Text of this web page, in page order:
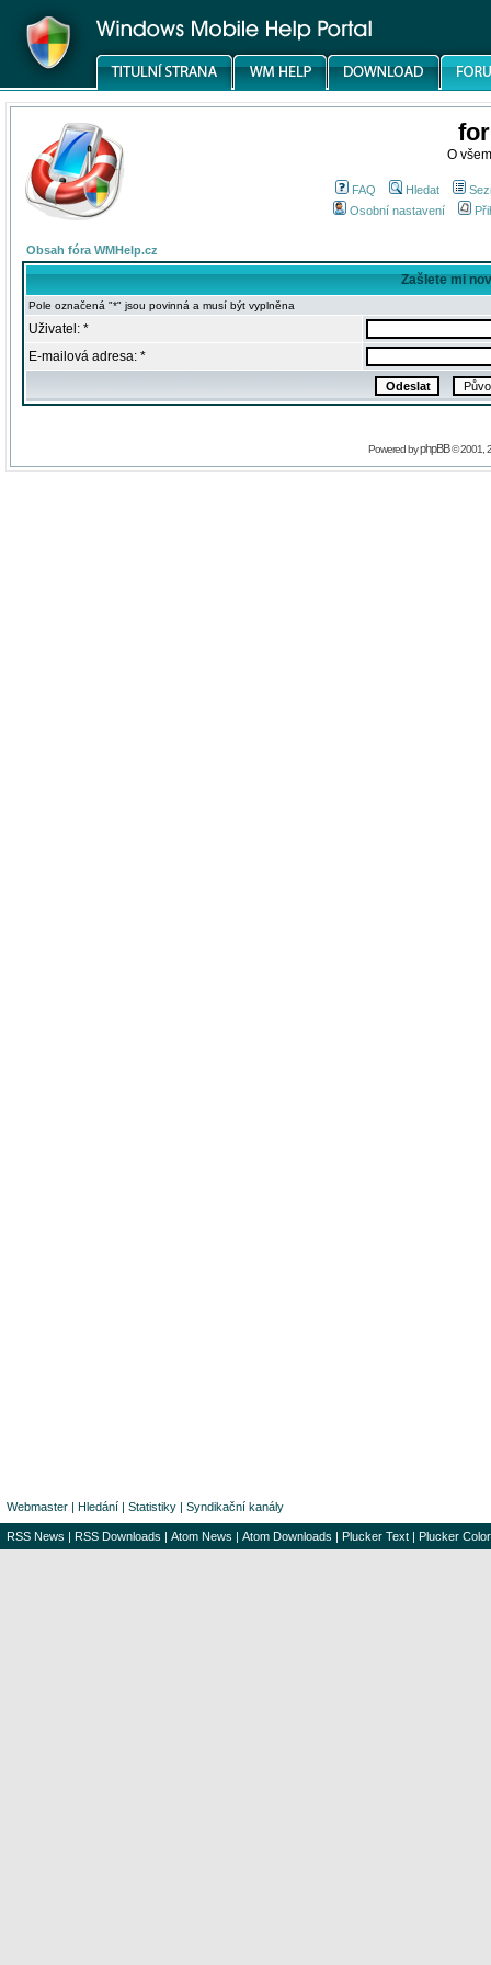
O
FAQ Hledat
Osobní nastavení
Obsah fóra WMHelp.cz
Zašlete mi
Pole označená "*" jsou povinná a musí být vyplněna
Uživatel: *
E-mailová adresa: *
Powered byphpBB© 2001,
Webmaster | Hledání | Statistiky | Syndikační kanály
RSS News | RSS Downloads | Atom News | Atom Downloads | Plucker Text | Plucker Color